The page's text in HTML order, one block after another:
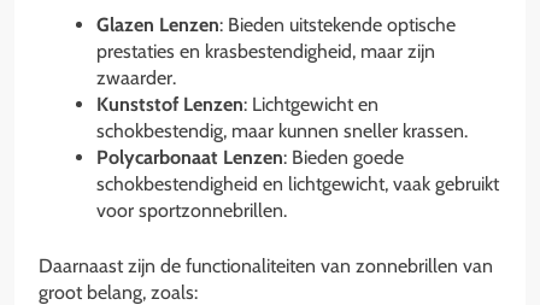
Glazen Lenzen: Bieden uitstekende optische
prestaties en krasbestendigheid, maar zijn
zwaarder.
Kunststof Lenzen: Lichtgewicht en
schokbestendig, maar kunnen sneller krassen.
Polycarbonaat Lenzen: Bieden goede
schokbestendigheid en lichtgewicht, vaak gebruikt
voor sportzonnebrillen.
Daarnaast zijn de functionaliteiten van zonnebrillen van
groot belang, zoals: